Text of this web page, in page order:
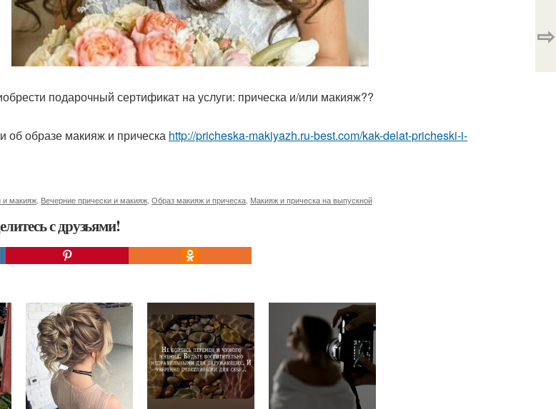
подарочный сертификат на услуги: прическа и/или макияж??
об образе макияж и прическа http://pricheska-makiyazh.ru-best.com/kak-delat-pricheski-i-
и макияж Вечерние прически и макияж Образ макияж и прическа Макияж и прическа на выпускной
с друзьями!
⇨